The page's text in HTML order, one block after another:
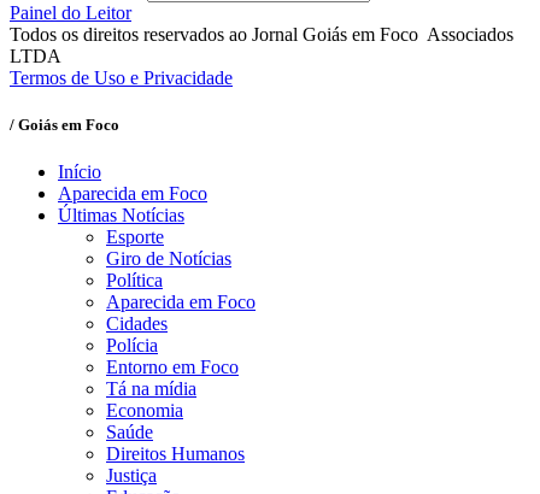
Painel do Leitor
Todos os direitos reservados ao Jornal Goiás em Foco Associados
LTDA
Termos de Uso e Privacidade
/ Goiás em Foco
Início
Aparecida em Foco
Últimas Notícias
Esporte
Giro de Notícias
Política
Aparecida em Foco
Cidades
Polícia
Entorno em Foco
Tá na mídia
Economia
Saúde
Direitos Humanos
Justiça